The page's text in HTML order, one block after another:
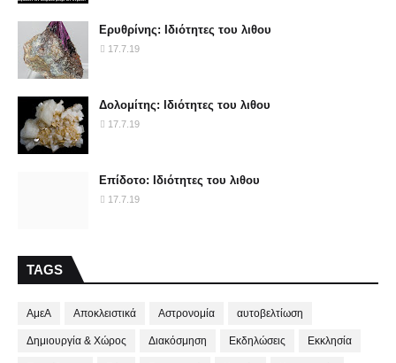
Ερυθρίνης: Ιδιότητες του λιθου
17.7.19
Δολομίτης: Ιδιότητες του λιθου
17.7.19
Επίδοτο: Ιδιότητες του λιθου
17.7.19
TAGS
ΑμεΑ Αποκλειστικά Αστρονομία αυτοβελτίωση
Δημιουργία & Χώρος Διακόσμηση Εκδηλώσεις Εκκλησία